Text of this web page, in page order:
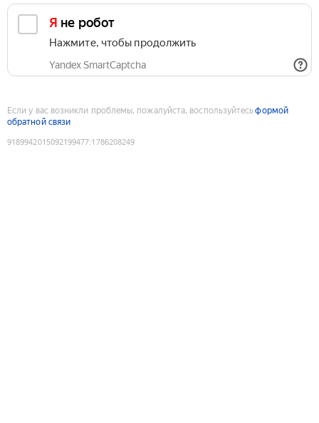
Я не робот
Нажмите, чтобы продолжить
Yandex SmartCaptcha
Если у вас возникли проблемы, пожалуйста, воспользуйтесьформой
обратной связи
9189942015092199477:1786208249